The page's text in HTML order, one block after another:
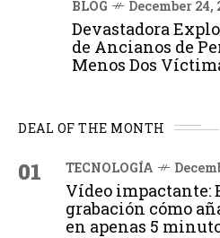
BLOG December 24,
Devastadora
de Ancianos de
Menos Dos
DEAL OF THE MONTH
01 TECNOLOGÍA
Vídeo impactante:
grabación cómo
en apenas 5